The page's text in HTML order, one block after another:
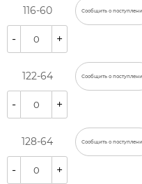
116-60 Сообщить о
- +
122-64 Сообщить о
- +
128-64 Сообщить о
- +